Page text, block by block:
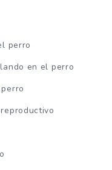
perro
en el perro